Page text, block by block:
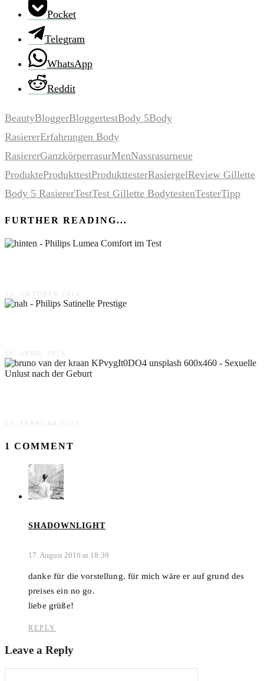
Pocket
Telegram
WhatsApp
Reddit
BeautyBloggerBloggertestBody 5Body
RasiererErfahrungen Body
RasiererGanzkörperrasurMenNassrasurneue
ProdukteProdukttestProdukttesterRasiergelReview Gillette
Body 5 RasiererTestTest Gillette BodytestenTesterTipp
FURTHER READING...
23. OKTOBER 2014
20. APRIL 2016
13. FEBRUAR 2023
1 COMMENT
SHADOWNLIGHT
17. August 2016 at 18:39
danke für die vorstellung. für mich wäre er auf grund des
preises ein no go.
liebe grüße!
REPLY
Leave a Reply